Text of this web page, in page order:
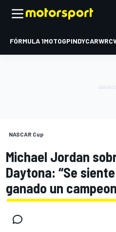
FÓRMULA 1MOTOGPINDYCARWRC
NASCAR Cup
Michael Jordan
Daytona: “Se
ganado un